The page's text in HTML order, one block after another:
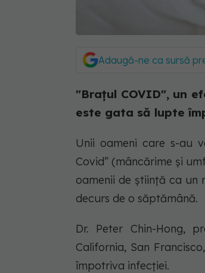
Adaugă-ne ca sursă
"Brațul COVID", un
este gata să lupte
Unii oameni care s-au
Covid” (mâncărime și
oamenii de știință ca un
decurs de o săptămână.
Dr. Peter Chin-Hong,
California, San
împotriva infecției.